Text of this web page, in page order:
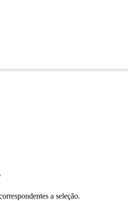
a seleção.